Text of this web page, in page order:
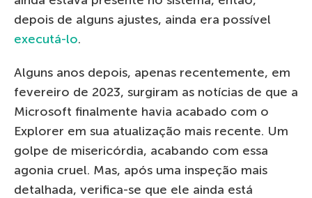
depois de alguns ajustes, ainda era possível
executá-lo.
Alguns anos depois, apenas recentemente, em
fevereiro de 2023, surgiram as notícias de que a
Microsoft finalmente havia acabado com o
Explorer em sua atualização mais recente. Um
golpe de misericórdia, acabando com essa
agonia cruel. Mas, após uma inspeção mais
detalhada, verifica-se que ele ainda está